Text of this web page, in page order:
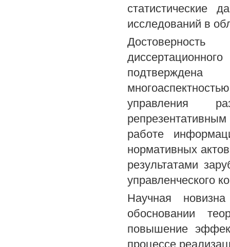
статистические
исследований в
подтверждена
управления
работе
нормативных
результатами
управленческого
Научная
обосновании
повышение
процессе